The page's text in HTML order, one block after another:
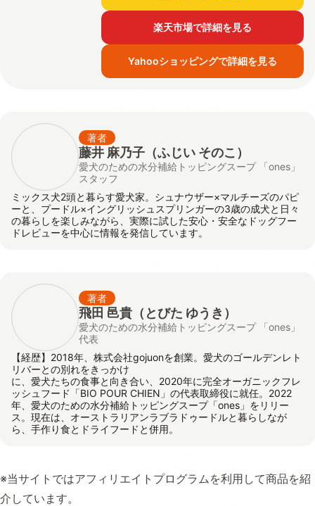
楽天市場で詳細を見る
Yahooショッピングで詳細を見る
著者
藤井 麻乃子（ふじい そのこ）
愛犬のための水分補給トッピングスープ 「ones」
スタッフ
ミックス犬2頭と暮らす愛犬家。シュナウザー×マルチーズのパピ
ーと、プードル×イングリッシュスプリンガーの3歳の成犬と日々
の暮らしを楽しみながら、実際に試した安心・安全なドッグフー
ドレビューを中心に情報を発信しています。
著者
飛田 邑貴 （とびた ゆうき）
愛犬のための水分補給トッピングスープ 「ones」
代表
【経歴】2018年、株式会社gojuonを創業。愛犬のゴールデンレト
リバーとの別れをきっかけ
に、愛犬たちの食事と向き合い、2020年に完全オーガニックフレ
ッシュフード「BIO POUR CHIEN」の代表取締役に就任。2022
年、愛犬のための水分補給トッピングスープ「ones」をリリー
ス。現在は、オーストラリアンラブラドゥードルと暮らしなが
ら、手作り食とドライフードと併用。
※当サイトではアフィリエイトプログラムを利用して商品を紹
介しています。